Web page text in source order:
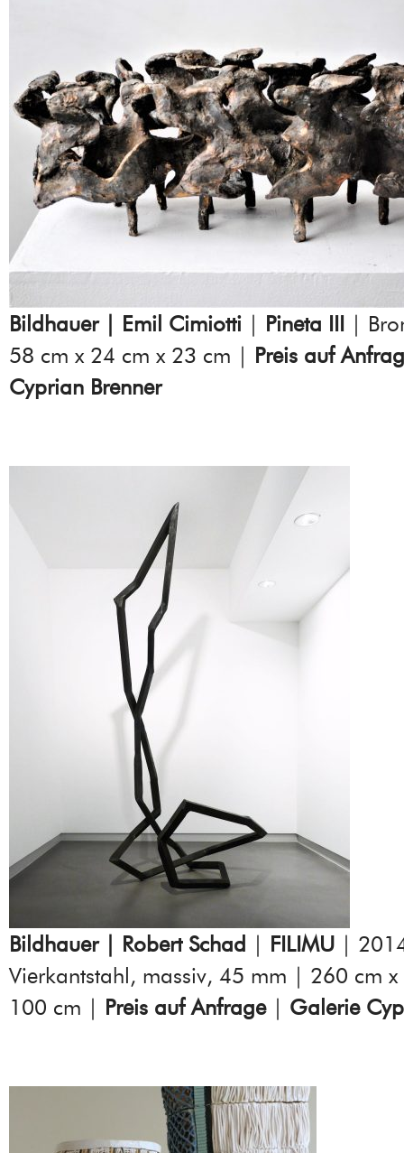
Bildhauer | Emil Cimiotti | Pineta III |
58 cm x 24 cm x 23 cm | Preis auf
Cyprian Brenner
Bildhauer | Robert Schad | FILIMU |
Vierkantstahl, massiv, 45 mm | 260 cm
100 cm | Preis auf Anfrage| Galerie